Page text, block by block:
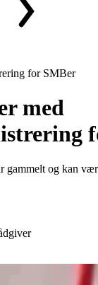
for SMBer
med
gammelt og kan